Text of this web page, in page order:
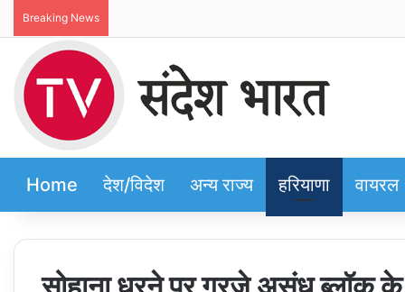
Breaking News
Home देश/विदेश अन्य राज्य हरियाणा वायरल